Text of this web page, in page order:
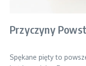
Przyczyny
Spękane pięty to